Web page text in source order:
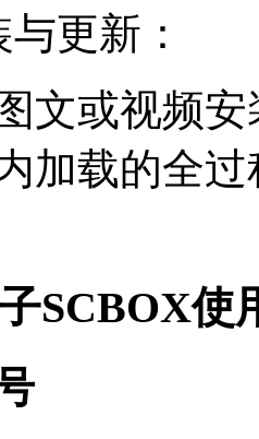
更新：
文或视频
加载的全
SCBOX使